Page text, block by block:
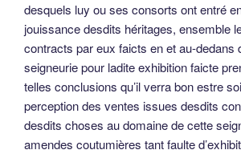
desquels luy ou ses consorts ont entré
jouissance desdits héritages, ensemble
contracts par eux faicts en et au-dedans
seigneurie pour ladite exhibition faicte
telles conclusions qu’il verra bon estre
perception des ventes issues desdits
desdits choses au domaine de cette
amendes coutumières tant faulte